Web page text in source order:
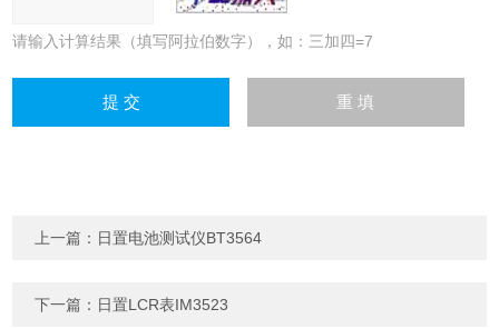
请输入计算结果（填写阿拉伯数字），如：三加四=7
上一篇： 日置电池测试仪BT3564
下一篇： 日置LCR表IM3523